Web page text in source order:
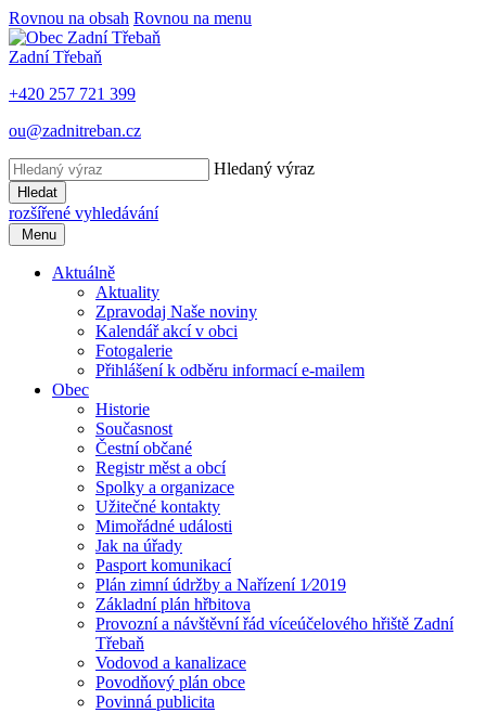
Rovnou na obsah Rovnou na menu
Zadní Třebaň
+420 257 721 399
ou@zadnitreban.cz
Hledaný výraz
Hledat
rozšířené vyhledávání
Menu
Aktuálně
Aktuality
Zpravodaj Naše noviny
Kalendář akcí v obci
Fotogalerie
Přihlášení k odběru informací e-mailem
Obec
Historie
Současnost
Čestní občané
Registr měst a obcí
Spolky a organizace
Užitečné kontakty
Mimořádné události
Jak na úřady
Pasport komunikací
Plán zimní údržby a Nařízení 1⁄2019
Základní plán hřbitova
Provozní a návštěvní řád víceúčelového hřiště Zadní
Třebaň
Vodovod a kanalizace
Povodňový plán obce
Povinná publicita